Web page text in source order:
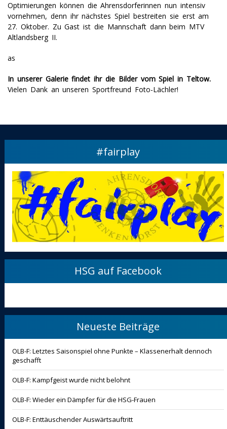
Optimierungen können die Ahrensdorferinnen nun intensiv
vornehmen, denn ihr nächstes Spiel bestreiten sie erst am
27. Oktober. Zu Gast ist die Mannschaft dann beim MTV
Altlandsberg II.
as
In unserer Galerie findet ihr die Bilder vom Spiel in Teltow.
Vielen Dank an unseren Sportfreund Foto-Lächler!
#fairplay
HSG auf Facebook
Neueste Beiträge
OLB-F: Letztes Saisonspiel ohne Punkte – Klassenerhalt dennoch
geschafft
OLB-F: Kampfgeist wurde nicht belohnt
OLB-F: Wieder ein Dämpfer für die HSG-Frauen
OLB-F: Enttäuschender Auswärtsauftritt